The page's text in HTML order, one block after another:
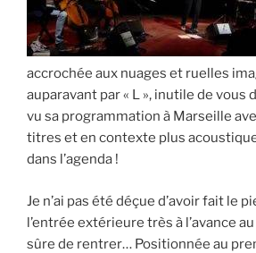
accrochée aux nuages et ruelles
auparavant par « L », inutile de vous
vu sa programmation à Marseille
titres et en contexte plus
dans l’agenda !
Je n’ai pas été déçue d’avoir fait le
l’entrée extérieure très à l’avance
sûre de rentrer… Positionnée au